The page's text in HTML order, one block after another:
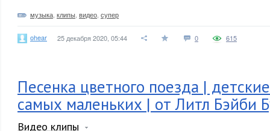
музыка клипы видео супер
ohear 25 декабря 2020, 05:44 0 615
Песенка цветного поезда |
самых маленьких | от Литл Бэйби
Видео клипы